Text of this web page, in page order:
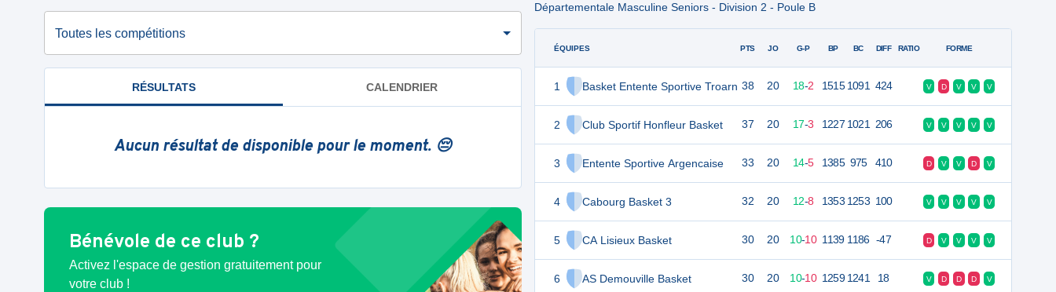
Toutes les compétitions
RÉSULTATS CALENDRIER
Aucun résultat de disponible pour le moment. 😔
Bénévole de ce club ?
Activez l'espace de gestion gratuitement pour
votre club !
Départementale Masculine Seniors - Division 2 - Poule B
ÉQUIPES
1 Basket Entente Sportive Troarn
2 Club Sportif Honfleur Basket
3 Entente Sportive Argencaise
4 Cabourg Basket 3
5 CA Lisieux Basket
6 AS Demouville Basket
PTS JO G-P BP BC DIFF RATIO FORME
38 20 18-2 1515 1091 424 V D V V V
37 20 17-3 1227 1021 206 V V V V V
33 20 14-5 1385 975 410 D V V D V
32 20 12-8 1353 1253 100 V V V V V
30 20 10-10 1139 1186 -47 D V V V V
30 20 10-10 1259 1241 18 V D D D V